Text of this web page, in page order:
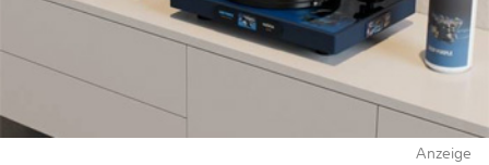
Anzeige